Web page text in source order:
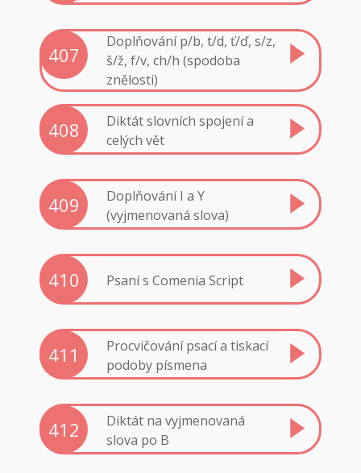
407
Doplňování p/b, t/d, ť/ď, s/z,
š/ž, f/v, ch/h (spodoba
znělosti)
408
Diktát slovních spojení a
celých vět
409
Doplňování I a Y
(vyjmenovaná slova)
410 Psaní s Comenia Script
411
Procvičování psací a tiskací
podoby písmena
412
Diktát na vyjmenovaná
slova po B